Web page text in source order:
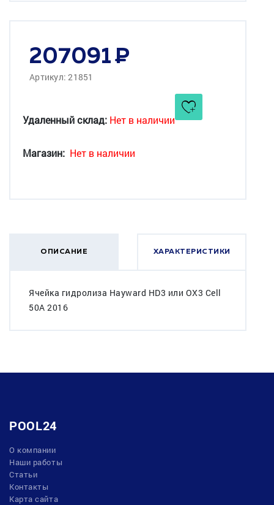
207091
Артикул: 21851
Удаленный склад: Нет в наличии
Магазин: Нет в наличии
ОПИСАНИЕ ХАРАКТЕРИСТИКИ
Ячейка гидролиза Hayward HD3 или OX3 Cell
50A 2016
POOL24
О компании
Наши работы
Статьи
Контакты
Карта сайта